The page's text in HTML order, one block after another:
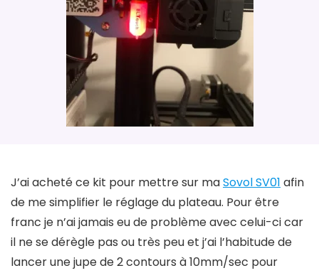
J’ai acheté ce kit pour mettre sur maSovol SV01 afin
de me simplifier le réglage du plateau. Pour être
franc je n’ai jamais eu de problème avec celui-ci car
il ne se dérègle pas ou très peu et j’ai l’habitude de
lancer une jupe de 2 contours à 10mm/sec pour